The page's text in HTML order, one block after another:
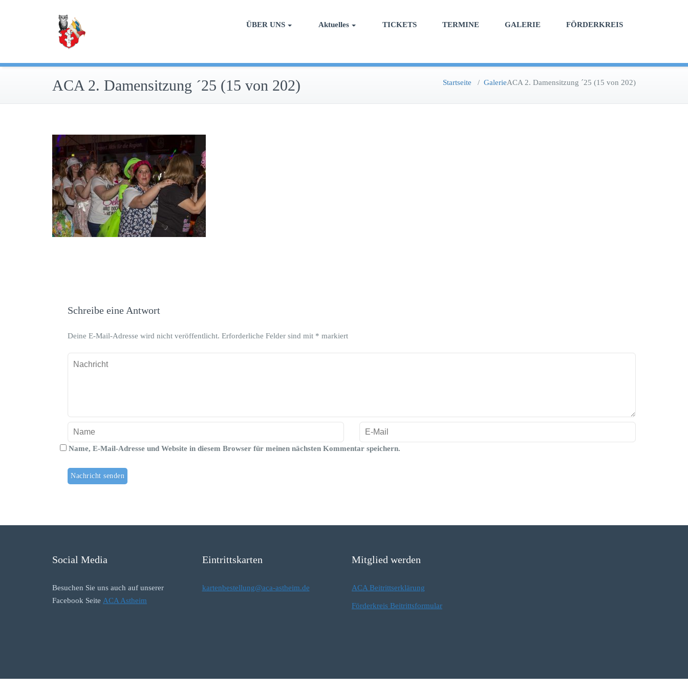
ÜBER UNS Aktuelles TICKETS TERMINE GALERIE FÖRDERKREIS
ACA 2. Damensitzung ´25 (15 von 202) Startseite / GalerieACA 2. Damensitzung ´25 (15 von 202)
Schreibe eine Antwort
Deine E-Mail-Adresse wird nicht veröffentlicht. Erforderliche Felder sind mit * markiert
Name, E-Mail-Adresse und Website in diesem Browser für meinen nächsten Kommentar speichern.
Social Media
Besuchen Sie uns auch auf unserer
Facebook Seite ACA Astheim
Eintrittskarten
kartenbestellung@aca-astheim.de
Mitglied werden
ACA Beitrittserklärung
Förderkreis Beitrittsformular